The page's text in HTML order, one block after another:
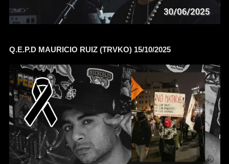
Q.E.P.D MAURICIO RUIZ (TRVKO) 15/10/2025